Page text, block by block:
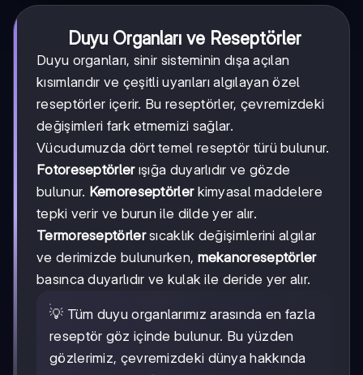
Duyu Organları ve Reseptörler
Duyu organları, sinir sisteminin dışa açılan
kısımlarıdır ve çeşitli uyarıları algılayan özel
reseptörler içerir. Bu reseptörler, çevremizdeki
değişimleri fark etmemizi sağlar.
Vücudumuzda dört temel reseptör türü bulunur.
Fotoreseptörlerışığa duyarlıdır ve gözde
bulunur. Kemoreseptörlerkimyasal maddelere
tepki verir ve burun ile dilde yer alır.
Termoreseptörlersıcaklık değişimlerini algılar
ve derimizde bulunurken, mekanoreseptörler
basınca duyarlıdır ve kulak ile deride yer alır.
💡 Tüm duyu organlarımız arasında en fazla
reseptör göz içinde bulunur. Bu yüzden
gözlerimiz, çevremizdeki dünya hakkında